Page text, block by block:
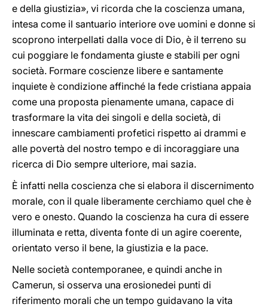
e della giustizia», vi ricorda che la coscienza umana,
intesa come il santuario interiore ove uomini e donne si
scoprono interpellati dalla voce di Dio, è il terreno su
cui poggiare le fondamenta giuste e stabili per ogni
società. Formare coscienze libere e santamente
inquiete è condizione affinché la fede cristiana appaia
come una proposta pienamente umana, capace di
trasformare la vita dei singoli e della società, di
innescare cambiamenti profetici rispetto ai drammi e
alle povertà del nostro tempo e di incoraggiare una
ricerca di Dio sempre ulteriore, mai sazia.
È infatti nella coscienza che si elabora il discernimento
morale, con il quale liberamente cerchiamo quel che è
vero e onesto. Quando la coscienza ha cura di essere
illuminata e retta, diventa fonte di un agire coerente,
orientato verso il bene, la giustizia e la pace.
Nelle società contemporanee, e quindi anche in
Camerun, si osserva una erosionedei punti di
riferimento morali che un tempo guidavano la vita